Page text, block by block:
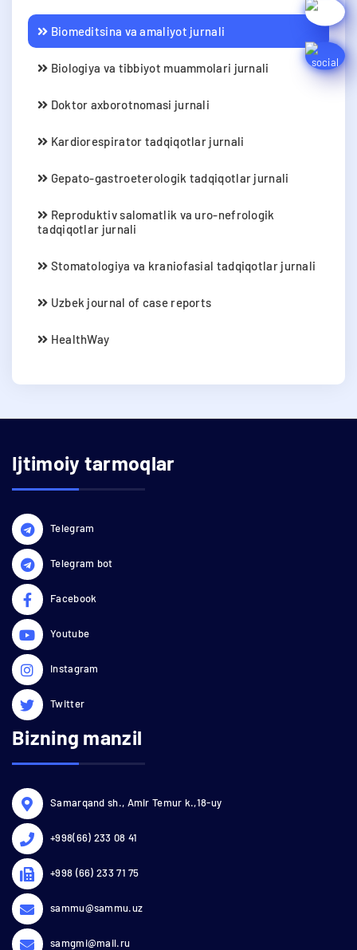
Biomeditsina va amaliyot jurnali
Biologiya va tibbiyot muammolari jurnali
Doktor axborotnomasi jurnali
Kardiorespirator tadqiqotlar jurnali
Gepato-gastroeterologik tadqiqotlar jurnali
Reproduktiv salomatlik va uro-nefrologik
tadqiqotlar jurnali
Stomatologiya va kraniofasial tadqiqotlar jurnali
Uzbek journal of case reports
HealthWay
Ijtimoiy tarmoqlar
Telegram
Telegram bot
Facebook
Youtube
Instagram
Twitter
Bizning manzil
Samarqand sh., Amir Temur k.,18-uy
+998(66) 233 08 41
+998 (66) 233 71 75
sammu@sammu.uz
samgmi@mail.ru